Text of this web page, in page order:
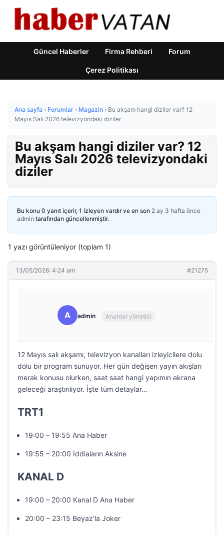
Güncel Haberler Firma Rehberi Forum
Çerez Politikası
Ana sayfa › Forumlar › Magazin › Bu akşam hangi diziler var? 12
Mayıs Salı 2026 televizyondaki diziler
Bu akşam hangi diziler var? 12
Mayıs Salı 2026 televizyondaki
diziler
Bu konu 0 yanıt içerir, 1 izleyen vardır ve en son 2 ay 3 hafta önce
admin tarafından güncellenmiştir.
1 yazı görüntüleniyor (toplam 1)
13/05/2026: 4:24 am #21275
A admin Anahtar yönetici
12 Mayıs salı akşamı, televizyon kanalları izleyicilere dolu
dolu bir program sunuyor. Her gün değişen yayın akışları
merak konusu olurken, saat saat hangi yapımın ekrana
geleceği araştırılıyor. İşte tüm detaylar…
TRT1
19:00 – 19:55 Ana Haber
19:55 – 20:00 İddiaların Aksine
KANAL D
19:00 – 20:00 Kanal D Ana Haber
20:00 – 23:15 Beyaz’la Joker